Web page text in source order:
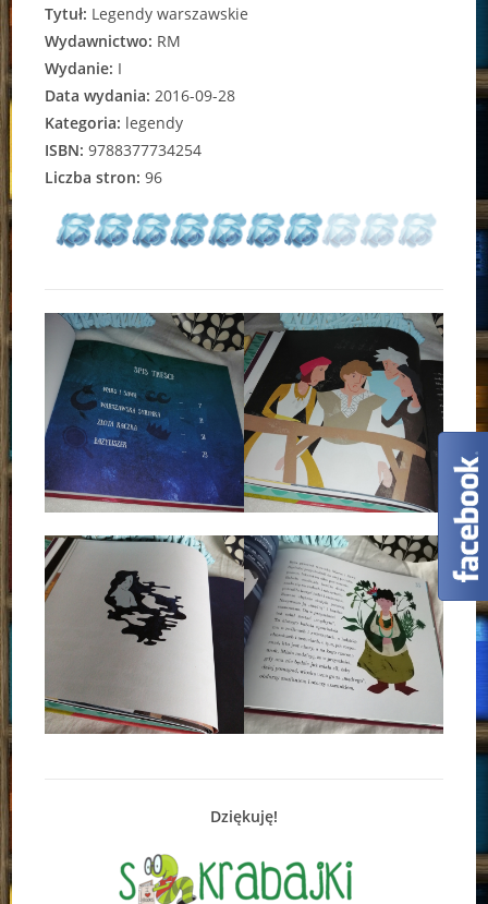
Tytuł: Legendy warszawskie
Wydawnictwo: RM
Wydanie: I
Data wydania: 2016-09-28
Kategoria: legendy
ISBN: 9788377734254
Liczba stron: 96
Dziękuję!